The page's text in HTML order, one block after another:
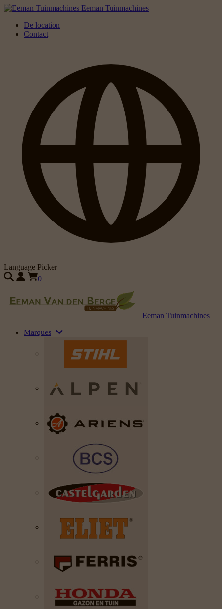
Eeman Tuinmachines
De location
Contact
Language Picker
0
Eeman Tuinmachines
Marques